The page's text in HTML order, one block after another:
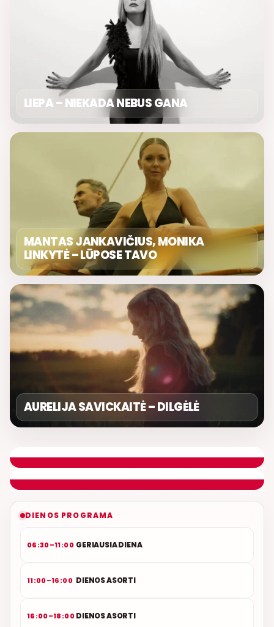
LIEPA – NIEKADA NEBUS GANA
MANTAS JANKAVIČIUS, MONIKA
LINKYTĖ – LŪPOSE TAVO
AURELIJA SAVICKAITĖ – DILGĖLĖ
DIENOS PROGRAMA
06:30–11:00 GERIAUSIA DIENA
11:00–16:00 DIENOS ASORTI
16:00–18:00DIENOS ASORTI